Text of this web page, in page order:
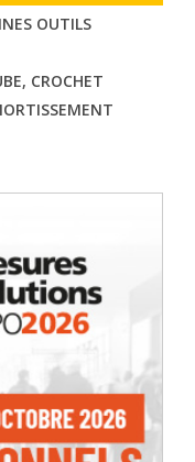
OUTILS
CROCHET